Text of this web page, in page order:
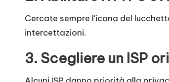
Cercate sempre l'icona del
intercettazioni.
3. Scegliere un ISP